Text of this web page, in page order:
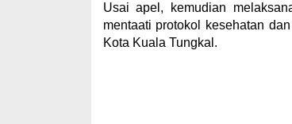
Usai apel, kemudian
mentaati protokol kesehatan
Kota Kuala Tungkal.